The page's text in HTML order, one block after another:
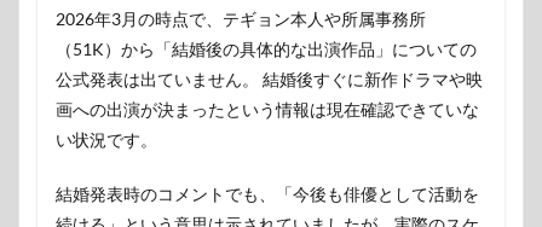
2026年3月の時点で、テギョン本人や所属事務所
（51K）から「結婚後の具体的な出演作品」についての
公式発表は出ていません。 結婚後すぐに新作ドラマや映
画への出演が決まったという情報は現在確認できていな
い状況です。
結婚発表時のコメントでも、「今後も俳優として活動を